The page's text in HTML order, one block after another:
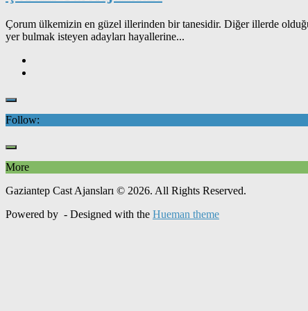
Çorum ülkemizin en güzel illerinden bir tanesidir. Diğer illerde
yer bulmak isteyen adayları hayallerine...
Follow:
More
Gaziantep Cast Ajansları © 2026. All Rights Reserved.
Powered by - Designed with the Hueman theme